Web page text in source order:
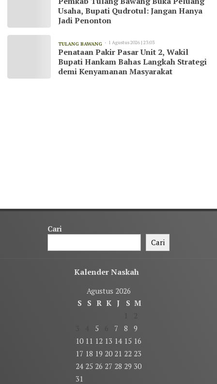
Usaha, Bupati Qudrotul: Jangan Hanya
Jadi Penonton
TULANG BAWANG 1 Agustus 2026 | 23:03
Penataan Pakir Pasar Unit 2, Wakil
Bupati Hankam Bahas Langkah Strategi
demi Kenyamanan Masyarakat
Cari
Cari
Kalender Naskah
Agustus 2026
S
S R K J S M
5 7 8
9
10 11 12 13 14 15 16
17 18 19 20 21 22 23
24 25 26 27 28 29 30
31